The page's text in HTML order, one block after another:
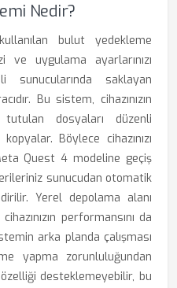
Nedir?
bulut yedekleme
uygulama ayarlarınızı
sunucularında saklayan
Bu sistem, cihazınızın
dosyaları düzenli
Böylece cihazınızı
Quest 4 modeline geçiş
sunucudan otomatik
Yerel depolama alanı
performansını da
arka planda çalışması
yapma zorunluluğundan
desteklemeyebilir, bu